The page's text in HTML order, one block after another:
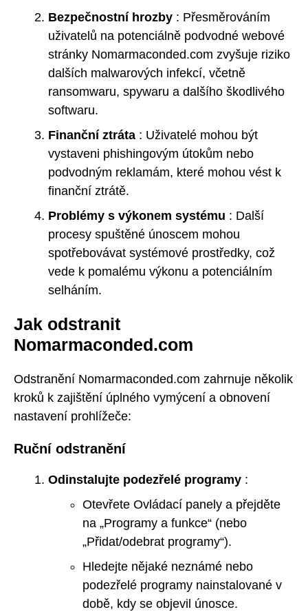
Bezpečnostní hrozby : Přesměrováním
uživatelů na potenciálně podvodné webové
stránky Nomarmaconded.com zvyšuje riziko
dalších malwarových infekcí, včetně
ransomwaru, spywaru a dalšího škodlivého
softwaru.
Finanční ztráta : Uživatelé mohou být
vystaveni phishingovým útokům nebo
podvodným reklamám, které mohou vést k
finanční ztrátě.
Problémy s výkonem systému : Další
procesy spuštěné únoscem mohou
spotřebovávat systémové prostředky, což
vede k pomalému výkonu a potenciálním
selháním.
Jak odstranit
Nomarmaconded.com
Odstranění Nomarmaconded.com zahrnuje několik
kroků k zajištění úplného vymýcení a obnovení
nastavení prohlížeče:
Ruční odstranění
Odinstalujte podezřelé programy :
Otevřete Ovládací panely a přejděte
na „Programy a funkce“ (nebo
„Přidat/odebrat programy“).
Hledejte nějaké neznámé nebo
podezřelé programy nainstalované v
době, kdy se objevil únosce.